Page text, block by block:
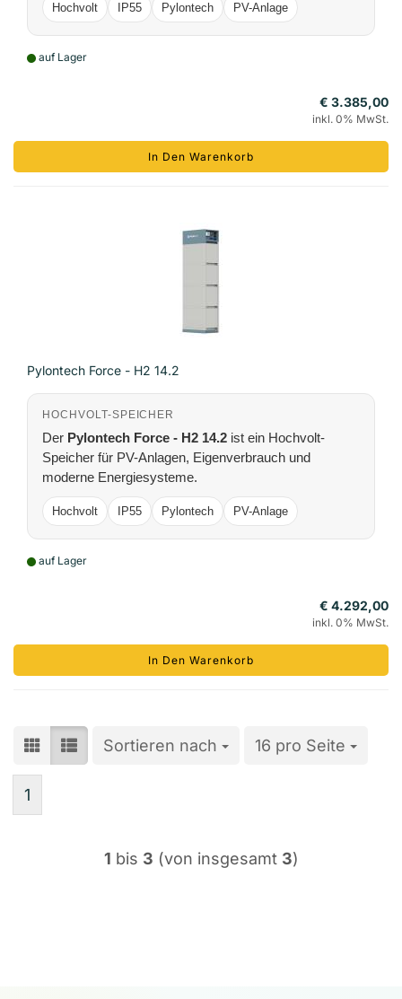
Hochvolt IP55 Pylontech PV-Anlage
auf Lager
€ 3.385,00
inkl. 0% MwSt.
In Den Warenkorb
Pylontech Force - H2 14.2
HOCHVOLT-SPEICHER
Der Pylontech Force - H2 14.2 ist ein Hochvolt-
Speicher für PV-Anlagen, Eigenverbrauch und
moderne Energiesysteme.
Hochvolt IP55 Pylontech PV-Anlage
auf Lager
€ 4.292,00
inkl. 0% MwSt.
In Den Warenkorb
Sortieren nach
Sortieren nach 16 pro Seite
pro Seite
1
1 bis 3 (von insgesamt 3)